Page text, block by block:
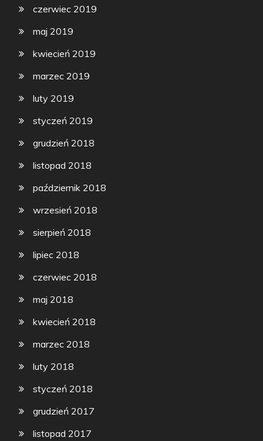
czerwiec 2019
maj 2019
kwiecień 2019
marzec 2019
luty 2019
styczeń 2019
grudzień 2018
listopad 2018
październik 2018
wrzesień 2018
sierpień 2018
lipiec 2018
czerwiec 2018
maj 2018
kwiecień 2018
marzec 2018
luty 2018
styczeń 2018
grudzień 2017
listopad 2017